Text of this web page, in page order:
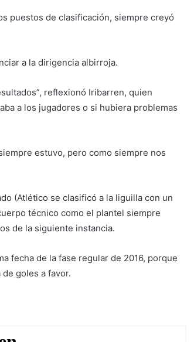
puestos de clasificación, siempre creyó
a la dirigencia albirroja.
reflexionó Iribarren, quien
a los jugadores o si hubiera problemas
estuvo, pero como siempre nos
(Atlético se clasificó a la liguilla con un
técnico como el plantel siempre
de la siguiente instancia.
fecha de la fase regular de 2016, porque
goles a favor.